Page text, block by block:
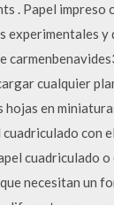
. Papel
cualquier
en
con
cuadriculado
necesitan un